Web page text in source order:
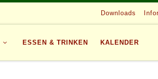
Downloads
ESSEN & TRINKEN KALENDER